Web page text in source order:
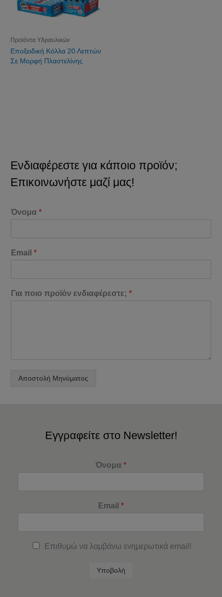
Προϊόντα Υδραυλικών
Εποξειδική Κόλλα 20 Λεπτών
Σε Μορφή Πλαστελίνης
Ενδιαφέρεστε για κάποιο προϊόν;
Επικοινωνήστε μαζί μας!
Όνομα*
Email*
Για ποιο προϊόν ενδιαφέρεστε;*
Αποστολή Μηνύματος
Εγγραφείτε στο Newsletter!
Όνομα *
Email *
Επιθυμώ να λαμβάνω ενημερωτικά email!
Υποβολή